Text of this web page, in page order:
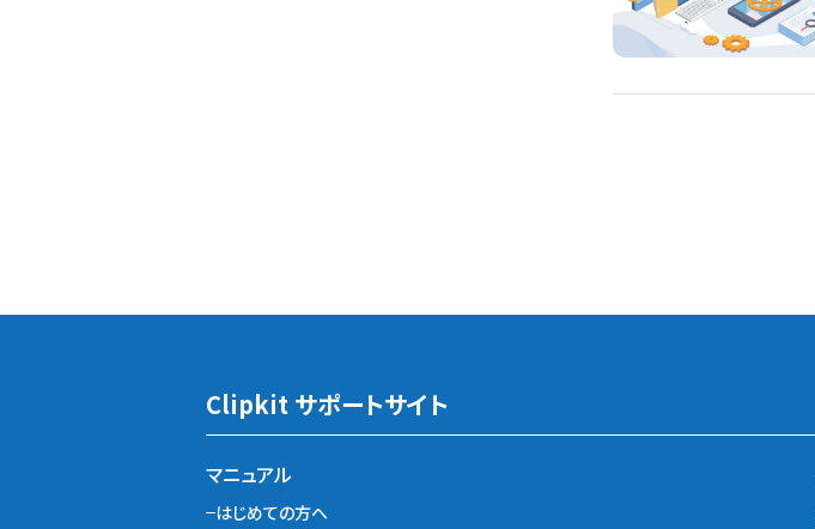
Clipkit サポートサイト
マニュアル
はじめての方へ